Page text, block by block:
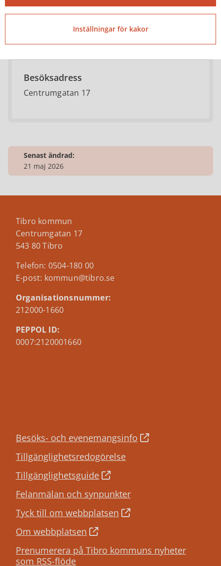
Mån-fre kl. 07.30-16.00
Besöksadress
Centrumgatan 17
Senast ändrad:
21 maj 2026
Tibro kommun
Centrumgatan 17
543 80 Tibro
Telefon: 0504-180 00
E-post: kommun@tibro.se
Organisationsnummer:
212000-1660
PEPPOL ID:
0007:2120001660
Besöks- och evenemangsinfo
Tillgänglighetsredogörelse
Tillgänglighetsguide
Felanmälan och synpunkter
Tyck till om webbplatsen
Om webbplatsen
Prenumerera på Tibro kommuns nyheter
som RSS-flöde
Inställningar för kakor